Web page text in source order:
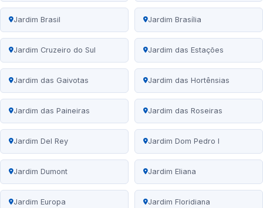
Jardim Brasil Jardim Brasília
Jardim Cruzeiro do Sul Jardim das Estações
Jardim das Gaivotas Jardim das Hortênsias
Jardim das Paineiras Jardim das Roseiras
Jardim Del Rey Jardim Dom Pedro I
Jardim Dumont Jardim Eliana
Jardim Europa Jardim Floridiana